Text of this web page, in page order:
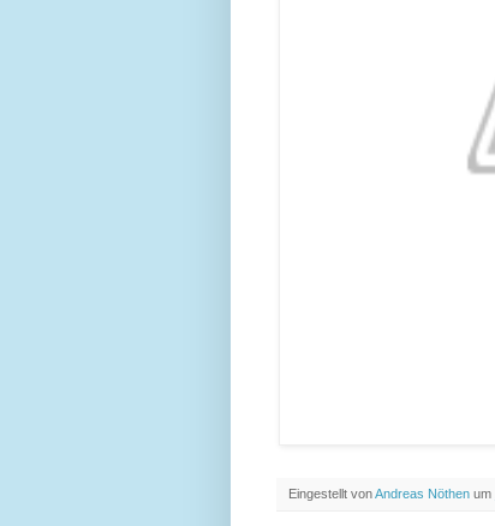
Eingestellt vonAndreas Nöthen um